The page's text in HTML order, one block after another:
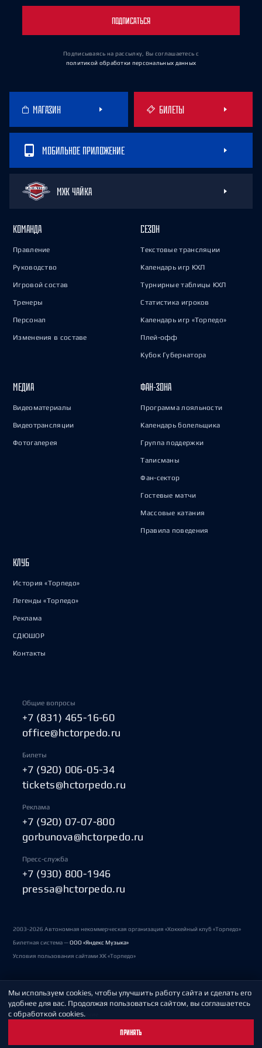
ПОДПИСАТЬСЯ
Подписываясь на рассылку, Вы соглашаетесь с
политикой обработки персональных данных
МАГАЗИН БИЛЕТЫ
МОБИЛЬНОЕ ПРИЛОЖЕНИЕ
МХК ЧАЙКА
КОМАНДА
Правление
Руководство
Игровой состав
Тренеры
Персонал
Изменения в составе
СЕЗОН
Текстовые трансляции
Календарь игр КХЛ
Турнирные таблицы КХЛ
Статистика игроков
Календарь игр «Торпедо»
Плей-офф
Кубок Губернатора
МЕДИА
Видеоматериалы
Видеотрансляции
Фотогалерея
ФАН-ЗОНА
Программа лояльности
Календарь болельщика
Группа поддержки
Талисманы
Фан-сектор
Гостевые матчи
Массовые катания
Правила поведения
КЛУБ
История «Торпедо»
Легенды «Торпедо»
Реклама
СДЮШОР
Контакты
Общие вопросы
+7 (831) 465-16-60
office@hctorpedo.ru
Билеты
+7 (920) 006-05-34
tickets@hctorpedo.ru
Реклама
+7 (920) 07-07-800
gorbunova@hctorpedo.ru
Пресс-служба
+7 (930) 800-1946
pressa@hctorpedo.ru
2003-2026 Автономная некоммерческая организация «Хоккейный клуб «Торпедо»
Билетная система —ООО «Яндекс Музыка»
Условия пользования сайтами ХК «Торпедо»
Политика обработки персональных данных
Пользовательское соглашение
Мы используем cookies, чтобы улучшить работу сайта и сделать его
удобнее для вас. Продолжая пользоваться сайтом, вы соглашаетесь
с обработкой cookies.
ПРИНЯТЬ